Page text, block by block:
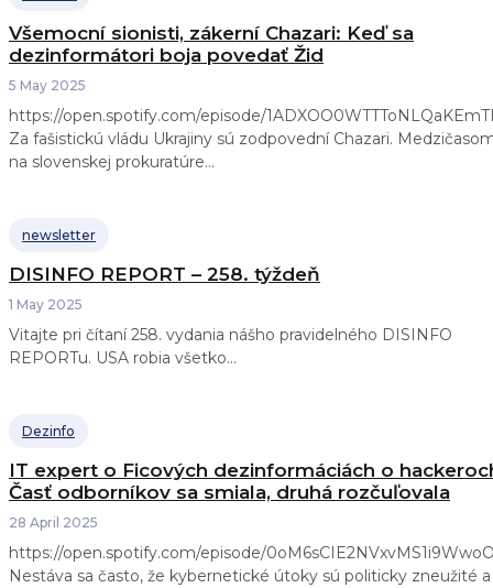
Všemocní sionisti, zákerní Chazari: Keď sa
dezinformátori boja povedať Žid
5 May 2025
https://open.spotify.com/episode/
Za fašistickú vládu Ukrajiny sú zodpovední Chazari.
na slovenskej prokuratúre...
newsletter
DISINFO REPORT – 258. týždeň
1 May 2025
Vitajte pri čítaní 258. vydania nášho pravidelného DISINFO
REPORTu. USA robia všetko...
Dezinfo
IT expert o Ficových dezinformáciách o
Časť odborníkov sa smiala, druhá rozčuľovala
28 April 2025
https://open.spotify.com/episode/
Nestáva sa často, že kybernetické útoky sú politicky zneužité a